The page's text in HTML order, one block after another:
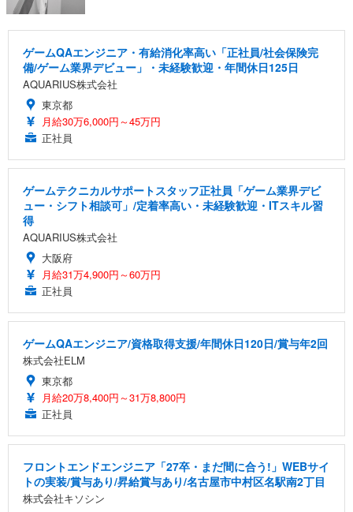
ゲームQAエンジニア・有給消化率高い「正社員/社会保険完
備/ゲーム業界デビュー」・未経験歓迎・年間休日125日
AQUARIUS株式会社
東京都
月給30万6,000円～45万円
正社員
ゲームテクニカルサポートスタッフ正社員「ゲーム業界デビ
ュー・シフト相談可」/定着率高い・未経験歓迎・ITスキル習
得
AQUARIUS株式会社
大阪府
月給31万4,900円～60万円
正社員
ゲームQAエンジニア/資格取得支援/年間休日120日/賞与年2回
株式会社ELM
東京都
月給20万8,400円～31万8,800円
正社員
フロントエンドエンジニア「27卒・まだ間に合う!」WEBサイ
トの実装/賞与あり/昇給賞与あり/名古屋市中村区名駅南2丁目
株式会社キソシン